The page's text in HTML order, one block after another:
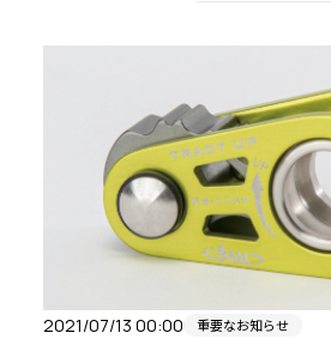
2021/07/13 00:00 重要なお知らせ